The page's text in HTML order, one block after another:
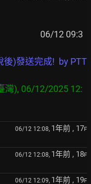
06/12 09:3
)發送完成!  by PTT
灣), 06/12/2025 12:
06/12 12:08, 1年前 , 17F
06/12 12:08, 1年前 , 18F
06/12 12:09, 1年前 , 19F